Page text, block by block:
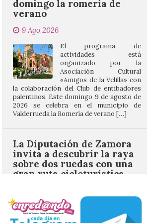
«Amigos de la Velilla» con
la colaboración del Club de entibadores
palentinos. Este domingo 9 de agosto de
2026 se celebra en el municipio de
Valderrueda la Romería de verano […]
La Diputación de Zamora
invita a descubrir la raya
gran ruta cicloturística
entre Vimioso y Trabazos
9 Ago 2026
BTT gratuita de 22
kilómetros que unirá
España y Portugal en una